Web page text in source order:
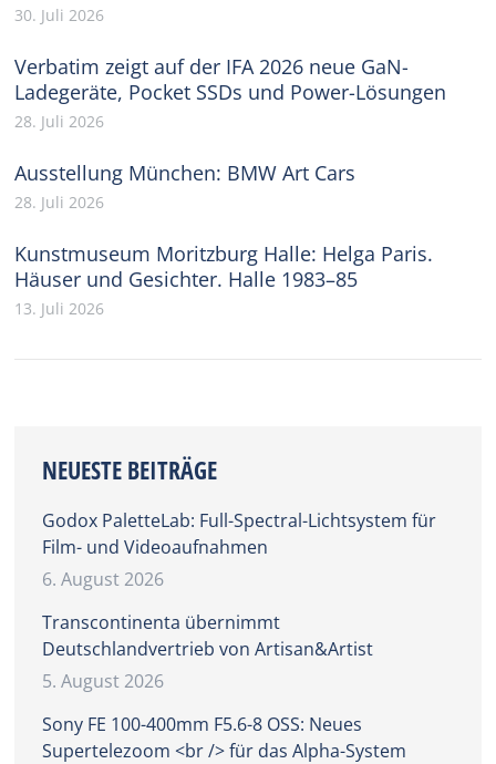
30. Juli 2026
Verbatim zeigt auf der IFA 2026 neue GaN-
Ladegeräte, Pocket SSDs und Power-Lösungen
28. Juli 2026
Ausstellung München: BMW Art Cars
28. Juli 2026
Kunstmuseum Moritzburg Halle: Helga Paris.
Häuser und Gesichter. Halle 1983–85
13. Juli 2026
NEUESTE BEITRÄGE
Godox PaletteLab: Full-Spectral-Lichtsystem für
Film- und Videoaufnahmen
6. August 2026
Transcontinenta übernimmt
Deutschlandvertrieb von Artisan&Artist
5. August 2026
Sony FE 100-400mm F5.6-8 OSS: Neues
Supertelezoom <br /> für das Alpha-System